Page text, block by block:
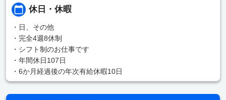
休日・休暇
・日、その他
・完全4週8休制
・シフト制のお仕事です
・年間休日107日
・6か月経過後の年次有給休暇10日